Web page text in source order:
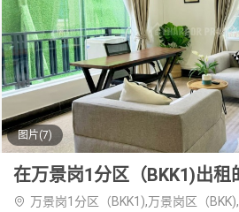
图片(7)
在万景岗1分区（BKK1)出租
万景岗1分区（BKK1),万景岗区（